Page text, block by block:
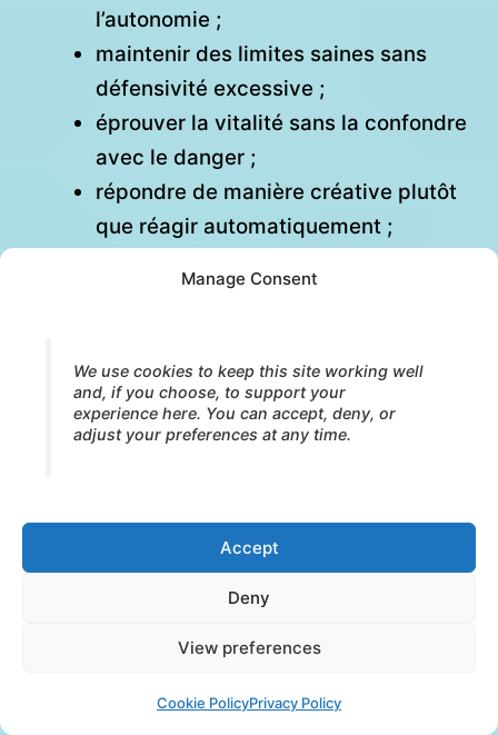
Manage Consent
We use cookies to keep this site working well
and, if you choose, to support your
experience here. You can accept, deny, or
adjust your preferences at any time.
Accept
Deny
View preferences
Cookie PolicyPrivacy Policy
l’autonomie ;
maintenir des limites saines sans
défensivité excessive ;
éprouver la vitalité sans la confondre
avec le danger ;
répondre de manière créative plutôt
que réagir automatiquement ;
travail, les relations, la créativité et le
Ces capacités développementales ne peuvent
être réduites à des compétences
ensemble. La respiration, le fascia, la posture,
le mouvement, la vie émotionnelle, la cognition
et la relation deviennent progressivement des
expressions plus intégrées d’un système